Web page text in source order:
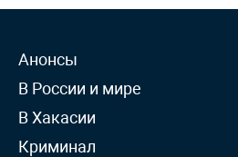
Анонсы
В России и мире
В Хакасии
Криминал